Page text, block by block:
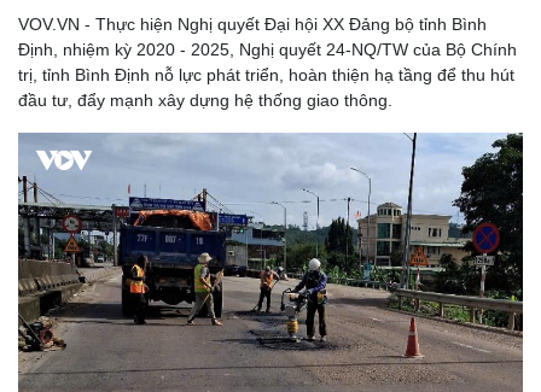
Văn hóa
Sân khấu - Điện ảnh
Văn học
Âm nhạc
Di sản
Giải trí
Nghệ sĩ
Thời trang
Sao Việt
VOV.VN - Thực hiện Nghị quyết Đại hội XX Đảng bộ tỉnh Bình
Định, nhiệm kỳ 2020 - 2025, Nghị quyết 24-NQ/TW của Bộ Chính
trị, tỉnh Bình Định nỗ lực phát triển, hoàn thiện hạ tầng để thu hút
đầu tư, đẩy mạnh xây dựng hệ thống giao thông.